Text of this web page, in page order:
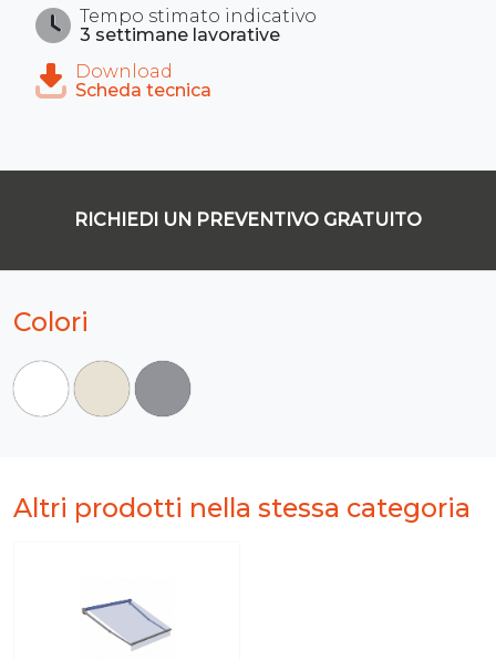
Tempo stimato indicativo
3 settimane lavorative
Download
Scheda tecnica
RICHIEDI UN PREVENTIVO GRATUITO
Colori
Altri prodotti nella stessa categoria